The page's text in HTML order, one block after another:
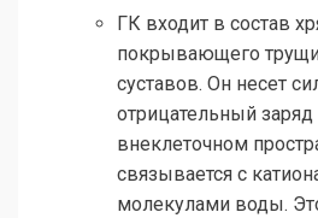
ГК входит в состав
покрывающего
суставов. Он несет
отрицательный
внеклеточном
связывается с
молекулами воды.